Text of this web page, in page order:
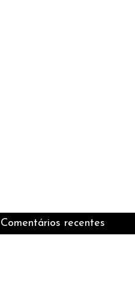
Comentários recentes